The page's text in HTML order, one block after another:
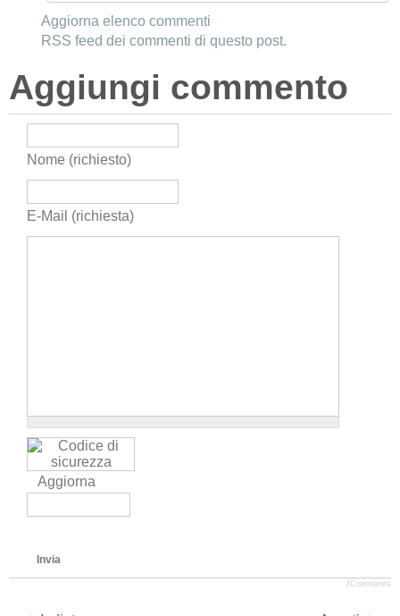
Aggiorna elenco commenti
RSS feed dei commenti di questo post.
Aggiungi commento
Nome (richiesto)
E-Mail (richiesta)
Aggiorna
Invia
JComments